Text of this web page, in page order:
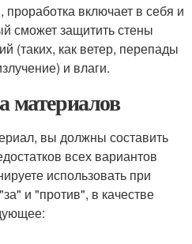
включает в себя и
сможет защитить стены
(таких, как ветер, перепады
и влаги.
материалов
вы должны составить
всех вариантов
использовать при
и "против", в качестве